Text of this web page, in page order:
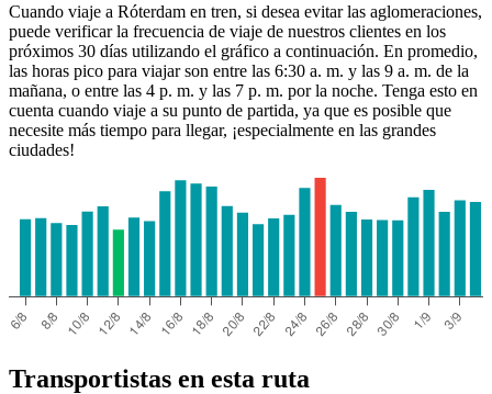
Cuando viaje a Róterdam en tren, si desea evitar las aglomeraciones,
puede verificar la frecuencia de viaje de nuestros clientes en los
próximos 30 días utilizando el gráfico a continuación. En promedio,
las horas pico para viajar son entre las 6:30 a. m. y las 9 a. m. de la
mañana, o entre las 4 p. m. y las 7 p. m. por la noche. Tenga esto en
cuenta cuando viaje a su punto de partida, ya que es posible que
necesite más tiempo para llegar, ¡especialmente en las grandes
ciudades!
Transportistas en esta ruta